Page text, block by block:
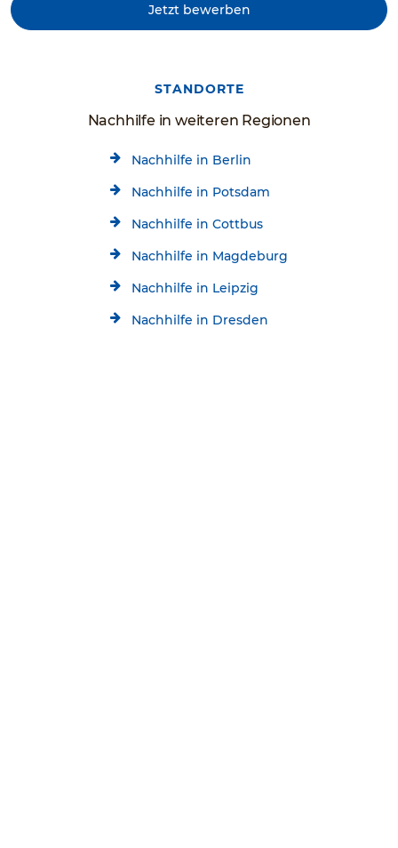
Jetzt bewerben
STANDORTE
Nachhilfe in weiteren Regionen
Nachhilfe in Berlin
Nachhilfe in Potsdam
Nachhilfe in Cottbus
Nachhilfe in Magdeburg
Nachhilfe in Leipzig
Nachhilfe in Dresden